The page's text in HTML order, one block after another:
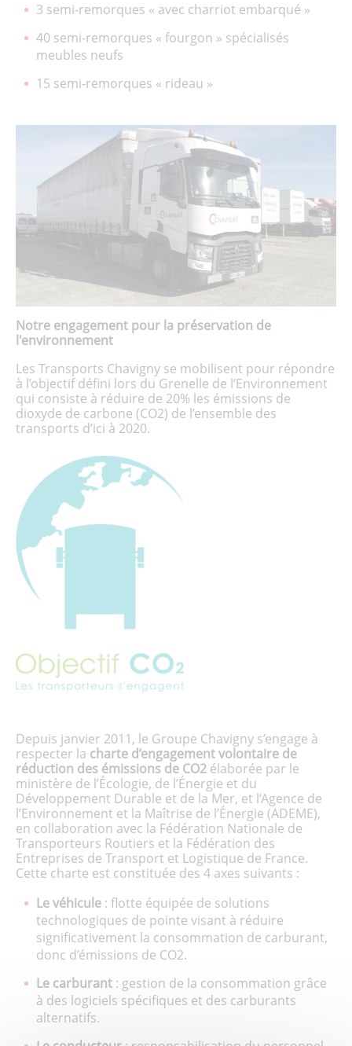
3 semi-remorques « avec charriot embarqué »
40 semi-remorques « fourgon » spécialisés
meubles neufs
15 semi-remorques « rideau »
Notre engagement pour la préservation de
l'environnement
Les Transports Chavigny se mobilisent pour répondre
à l’objectif défini lors du Grenelle de l’Environnement
qui consiste à réduire de 20% les émissions de
dioxyde de carbone (CO2) de l’ensemble des
transports d’ici à 2020.
Depuis janvier 2011, le Groupe Chavigny s’engage à
respecter la charte d’engagement volontaire de
réduction des émissions de CO2 élaborée par le
ministère de l’Écologie, de l’Énergie et du
Développement Durable et de la Mer, et l’Agence de
l’Environnement et la Maîtrise de l’Énergie (ADEME),
en collaboration avec la Fédération Nationale de
Transporteurs Routiers et la Fédération des
Entreprises de Transport et Logistique de France.
Cette charte est constituée des 4 axes suivants :
Le véhicule : flotte équipée de solutions
technologiques de pointe visant à réduire
significativement la consommation de carburant,
donc d’émissions de CO2.
Le carburant : gestion de la consommation grâce
à des logiciels spécifiques et des carburants
alternatifs.